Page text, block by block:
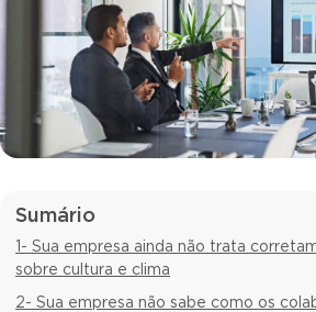
Sumário
1- Sua empresa ainda não trata
sobre cultura e clima
2- Sua empresa não sabe como os